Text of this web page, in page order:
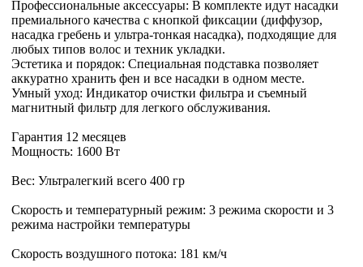
Профессиональные аксессуары: В комплекте идут насадки
премиального качества с кнопкой фиксации (диффузор,
насадка гребень и ультра-тонкая насадка), подходящие для
любых типов волос и техник укладки.
Эстетика и порядок: Специальная подставка позволяет
аккуратно хранить фен и все насадки в одном месте.
Умный уход: Индикатор очистки фильтра и съемный
магнитный фильтр для легкого обслуживания.
Гарантия 12 месяцев
Мощность: 1600 Вт
Вес: Ультралегкий всего 400 гр
Скорость и температурный режим: 3 режима скорости и 3
режима настройки температуры
Скорость воздушного потока: 181 км/ч